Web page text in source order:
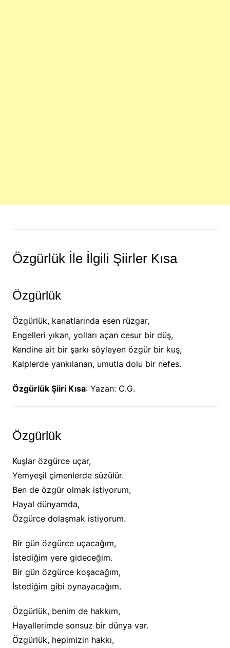
Özgürlük İle İlgili Şiirler Kısa
Özgürlük
Özgürlük, kanatlarında esen rüzgar,
Engelleri yıkan, yolları açan cesur bir düş,
Kendine ait bir şarkı söyleyen özgür bir kuş,
Kalplerde yankılanan, umutla dolu bir nefes.
Özgürlük Şiiri Kısa: Yazan: C.G.
Özgürlük
Kuşlar özgürce uçar,
Yemyeşil çimenlerde süzülür.
Ben de özgür olmak istiyorum,
Hayal dünyamda,
Özgürce dolaşmak istiyorum.
Bir gün özgürce uçacağım,
İstediğim yere gideceğim.
Bir gün özgürce koşacağım,
İstediğim gibi oynayacağım.
Özgürlük, benim de hakkım,
Hayallerimde sonsuz bir dünya var.
Özgürlük, hepimizin hakkı,